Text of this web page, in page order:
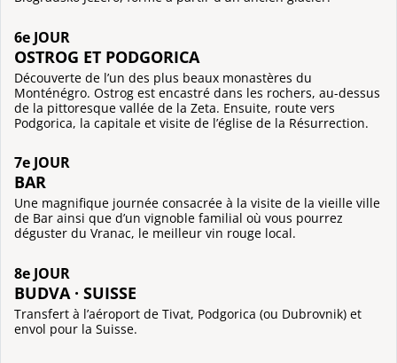
6e JOUR
OSTROG ET PODGORICA
Découverte de l’un des plus beaux monastères du
Monténégro. Ostrog est encastré dans les rochers, au-dessus
de la pittoresque vallée de la Zeta. Ensuite, route vers
Podgorica, la capitale et visite de l’église de la Résurrection.
7e JOUR
BAR
Une magnifique journée consacrée à la visite de la vieille ville
de Bar ainsi que d’un vignoble familial où vous pourrez
déguster du Vranac, le meilleur vin rouge local.
8e JOUR
BUDVA · SUISSE
Transfert à l’aéroport de Tivat, Podgorica (ou Dubrovnik) et
envol pour la Suisse.